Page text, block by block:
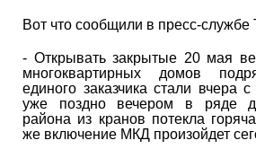
Вот что сообщили в пресс-
- Открывать закрытые 20 мая
многоквартирных домов
единого заказчика стали вчера
уже поздно вечером в ряде
района из кранов потекла
же включение МКД произойдет